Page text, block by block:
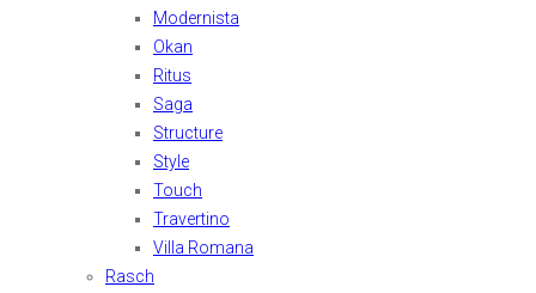
Modernista
Okan
Ritus
Saga
Structure
Style
Touch
Travertino
Villa Romana
Rasch